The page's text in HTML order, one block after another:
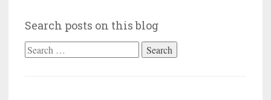
Search posts on this blog
Search